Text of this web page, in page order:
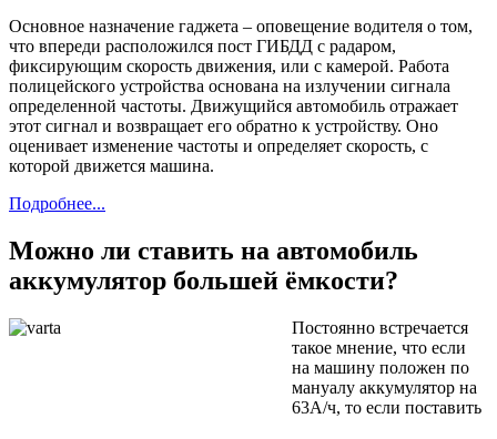
Основное назначение гаджета – оповещение водителя о том,
что впереди расположился пост ГИБДД с радаром,
фиксирующим скорость движения, или с камерой. Работа
полицейского устройства основана на излучении сигнала
определенной частоты. Движущийся автомобиль отражает
этот сигнал и возвращает его обратно к устройству. Оно
оценивает изменение частоты и определяет скорость, с
которой движется машина.
Подробнее...
Можно ли ставить на автомобиль
аккумулятор большей ёмкости?
Постоянно встречается
такое мнение, что если
на машину положен по
мануалу аккумулятор на
63А/ч, то если поставить